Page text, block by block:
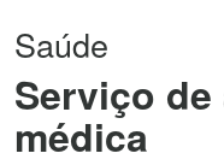
Saúde
Serviço
médica